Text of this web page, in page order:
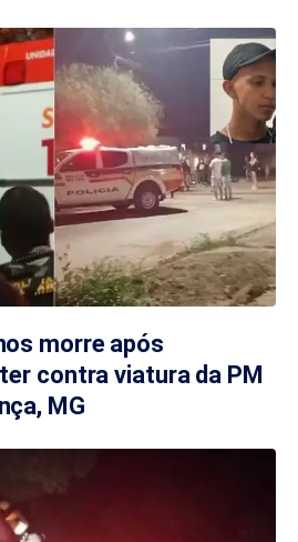
morre após
contra viatura da PM
MG